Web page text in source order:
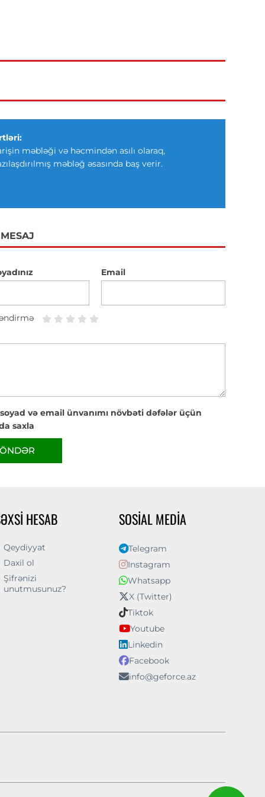
məbləği və həcmindən asılı olaraq,
məbləğ əsasında baş verir.
Email
və email ünvanımı növbəti dəfələr üçün
saxla
HESAB
Qeydiyyat
Daxil ol
Şifrənizi
unutmusunuz?
SOSIAL MEDIA
Telegram
Instagram
Whatsapp
X (Twitter)
Tiktok
Youtube
Linkedin
Facebook
info@geforce.az